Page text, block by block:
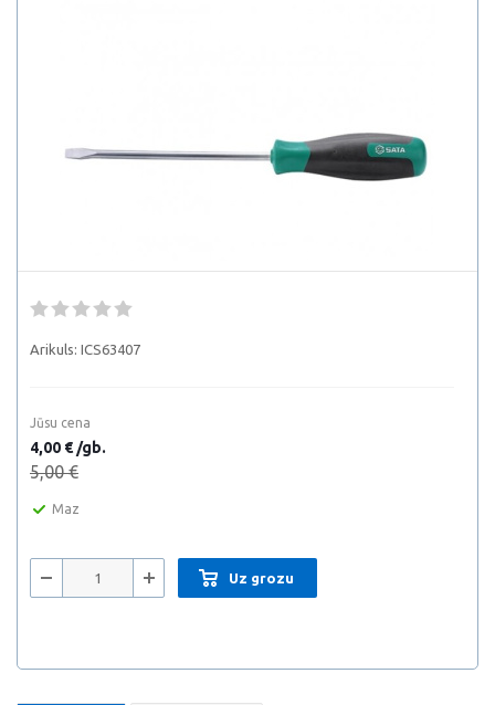
Arikuls: ICS63407
Jūsu cena
4,00 € /gb.
5,00 €
Maz
Uz grozu